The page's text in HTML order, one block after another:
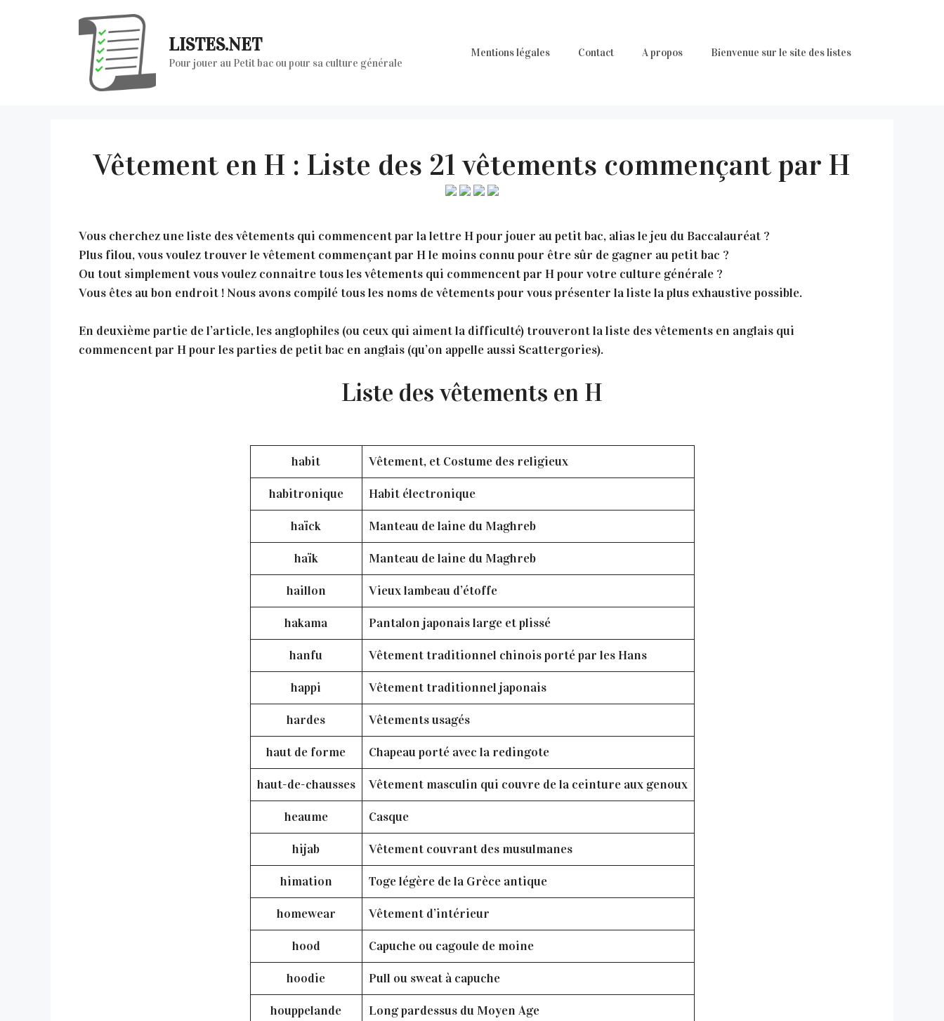
LISTES.NET
Pour jouer au Petit bac ou pour sa culture générale
Mentions légales Contact A propos Bienvenue sur le site des listes
Vêtement en H : Liste des 21 vêtements commençant par H
Vous cherchez une liste des vêtements qui commencent par la lettre H pour jouer au petit bac, alias le jeu du Baccalauréat ?
Plus filou, vous voulez trouver le vêtement commençant par H le moins connu pour être sûr de gagner au petit bac ?
Ou tout simplement vous voulez connaitre tous les vêtements qui commencent par H pour votre culture générale ?
Vous êtes au bon endroit ! Nous avons compilé tous les noms de vêtements pour vous présenter la liste la plus exhaustive possible.
En deuxième partie de l’article, les anglophiles (ou ceux qui aiment la difficulté) trouveront la liste des vêtements en anglais qui
commencent par H pour les parties de petit bac en anglais (qu’on appelle aussi Scattergories).
Liste des vêtements en H
habit Vêtement, et Costume des religieux
habitronique Habit électronique
haïck Manteau de laine du Maghreb
haïk Manteau de laine du Maghreb
haillon Vieux lambeau d’étoffe
hakama Pantalon japonais large et plissé
hanfu Vêtement traditionnel chinois porté par les Hans
happi Vêtement traditionnel japonais
hardes Vêtements usagés
haut de forme Chapeau porté avec la redingote
haut-de-chausses Vêtement masculin qui couvre de la ceinture aux genoux
heaume Casque
hijab Vêtement couvrant des musulmanes
himation Toge légère de la Grèce antique
homewear Vêtement d’intérieur
hood Capuche ou cagoule de moine
hoodie Pull ou sweat à capuche
houppelande Long pardessus du Moyen Age